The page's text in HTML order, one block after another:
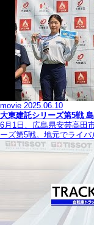
movie 2025.06.10
大東建託シリーズ第5戦
6月1日、広島県安芸高田
ーズ第5戦。地元でライ